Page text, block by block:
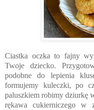
Ciastka oczka to fajny
Twoje dziecko.
podobne do lepienia
formujemy kuleczki, po
paluszkiem robimy dziurkę
rękawa cukierniczego w